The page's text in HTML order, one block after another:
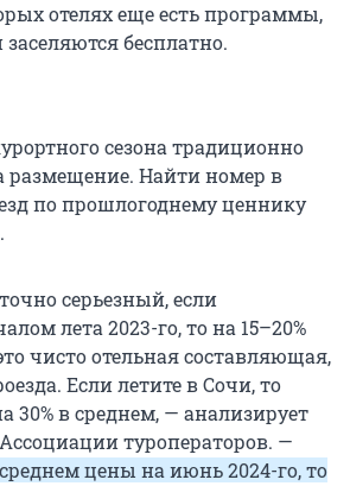
отелях еще есть программы,
бесплатно.
сезона традиционно
размещение. Найти номер в
по прошлогоднему ценнику
серьезный, если
лета 2023-го, то на 15–20%
чисто отельная составляющая,
Если летите в Сочи, то
30% в среднем, — анализирует
туроператоров. —
цены на июнь 2024-го, то